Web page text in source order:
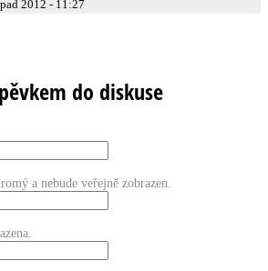
2012 - 11:27
do diskuse
a nebude veřejně zobrazen.